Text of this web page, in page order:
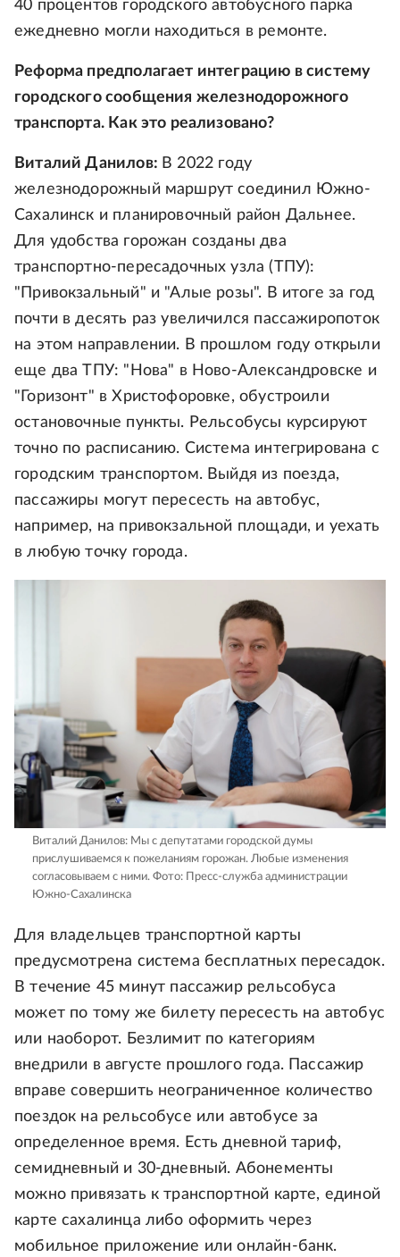
40 процентов городского автобусного парка
ежедневно могли находиться в ремонте.
Реформа предполагает интеграцию в систему
городского сообщения железнодорожного
транспорта. Как это реализовано?
Виталий Данилов: В 2022 году
железнодорожный маршрут соединил Южно-
Сахалинск и планировочный район Дальнее.
Для удобства горожан созданы два
транспортно-пересадочных узла (ТПУ):
"Привокзальный" и "Алые розы". В итоге за год
почти в десять раз увеличился пассажиропоток
на этом направлении. В прошлом году открыли
еще два ТПУ: "Нова" в Ново-Александровске и
"Горизонт" в Христофоровке, обустроили
остановочные пункты. Рельсобусы курсируют
точно по расписанию. Система интегрирована с
городским транспортом. Выйдя из поезда,
пассажиры могут пересесть на автобус,
например, на привокзальной площади, и уехать
в любую точку города.
Виталий Данилов: Мы с депутатами городской думы
прислушиваемся к пожеланиям горожан. Любые изменения
согласовываем с ними. Фото: Пресс-служба администрации
Южно-Сахалинска
Для владельцев транспортной карты
предусмотрена система бесплатных пересадок.
В течение 45 минут пассажир рельсобуса
может по тому же билету пересесть на автобус
или наоборот. Безлимит по категориям
внедрили в августе прошлого года. Пассажир
вправе совершить неограниченное количество
поездок на рельсобусе или автобусе за
определенное время. Есть дневной тариф,
семидневный и 30-дневный. Абонементы
можно привязать к транспортной карте, единой
карте сахалинца либо оформить через
мобильное приложение или онлайн-банк.